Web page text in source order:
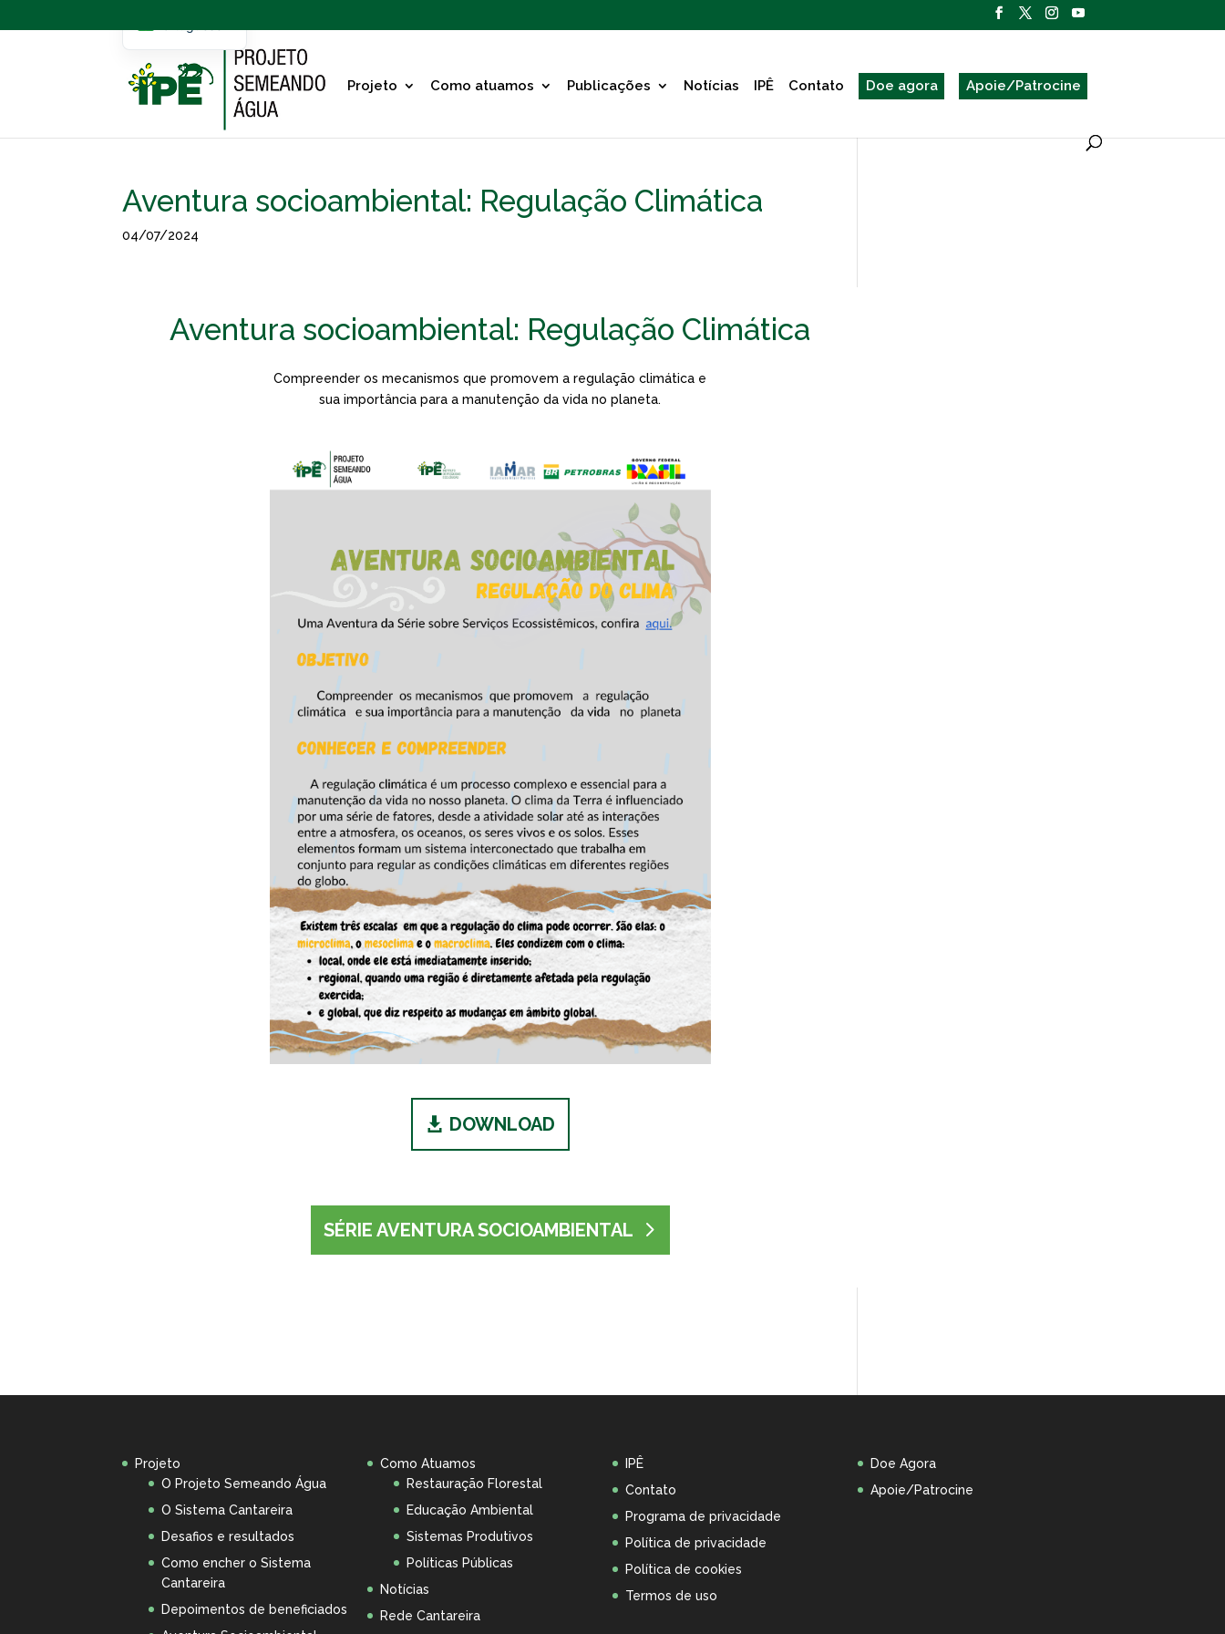
Projeto Como atuamos Publicações Notícias IPÊ Contato Doe agora Apoie/Patrocine
Aventura socioambiental: Regulação Climática
04/07/2024
Aventura socioambiental: Regulação Climática
Compreender os mecanismos que promovem a regulação climática e
sua importância para a manutenção da vida no planeta.
DOWNLOAD
SÉRIE AVENTURA SOCIOAMBIENTAL
Projeto
O Projeto Semeando Água
O Sistema Cantareira
Desafios e resultados
Como encher o Sistema
Cantareira
Depoimentos de beneficiados
Como Atuamos
Restauração Florestal
Educação Ambiental
Sistemas Produtivos
Políticas Públicas
Notícias
Rede Cantareira
IPÊ
Contato
Programa de privacidade
Política de privacidade
Política de cookies
Termos de uso
Doe Agora
Apoie/Patrocine